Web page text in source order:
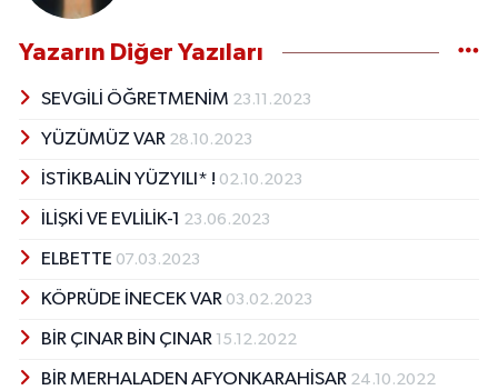
Yazarın Diğer Yazıları
SEVGİLİ ÖĞRETMENİM 23.11.2023
YÜZÜMÜZ VAR 28.10.2023
İSTİKBALİN YÜZYILI* ! 02.10.2023
İLİŞKİ VE EVLİLİK-1 23.06.2023
ELBETTE 07.03.2023
KÖPRÜDE İNECEK VAR 03.02.2023
BİR ÇINAR BİN ÇINAR 15.12.2022
BİR MERHALADEN AFYONKARAHİSAR 24.10.2022